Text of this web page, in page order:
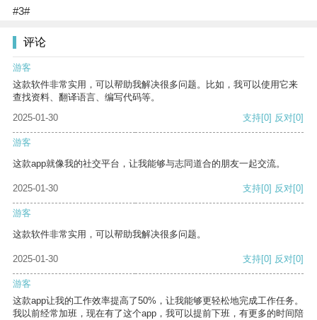
#3#
评论
游客
这款软件非常实用，可以帮助我解决很多问题。比如，我可以使用它来
查找资料、翻译语言、编写代码等。
2025-01-30
支持[0] 反对[0]
游客
这款app就像我的社交平台，让我能够与志同道合的朋友一起交流。
2025-01-30 支持[0] 反对[0]
游客
这款软件非常实用，可以帮助我解决很多问题。
2025-01-30 支持[0] 反对[0]
游客
这款app让我的工作效率提高了50%，让我能够更轻松地完成工作任务。
我以前经常加班，现在有了这个app，我可以提前下班，有更多的时间陪